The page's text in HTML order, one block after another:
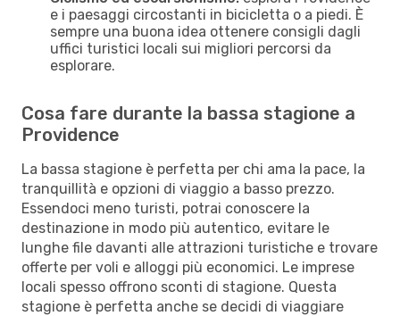
e i paesaggi circostanti in bicicletta o a piedi. È
sempre una buona idea ottenere consigli dagli
uffici turistici locali sui migliori percorsi da
esplorare.
Cosa fare durante la bassa stagione a
Providence
La bassa stagione è perfetta per chi ama la pace, la
tranquillità e opzioni di viaggio a basso prezzo.
Essendoci meno turisti, potrai conoscere la
destinazione in modo più autentico, evitare le
lunghe file davanti alle attrazioni turistiche e trovare
offerte per voli e alloggi più economici. Le imprese
locali spesso offrono sconti di stagione. Questa
stagione è perfetta anche se decidi di viaggiare